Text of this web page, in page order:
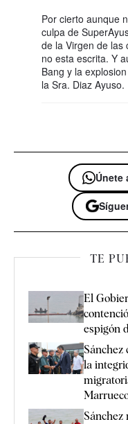
Por cierto aunque
culpa de
de la Virgen de las
no esta escrita. Y
Bang y la
la Sra. Diaz Ayuso.
Únete
TE
El
espigón
Sánchez
la
Sánchez